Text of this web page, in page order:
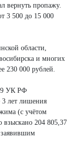
вернуть пропажу.
3 500 до 15 000
области,
и многих
230 000 рублей.
УК РФ
3 лет лишения
(с учётом
взыскано 204 805,37